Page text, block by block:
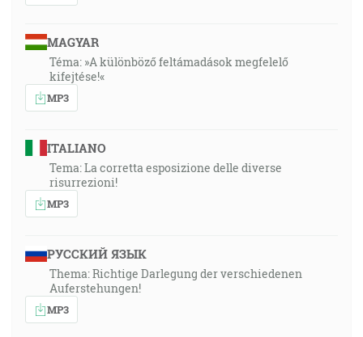
MAGYAR
Téma: »A különböző feltámadások megfelelő
kifejtése!«
MP3
ITALIANO
Tema: La corretta esposizione delle diverse
risurrezioni!
MP3
РУССКИЙ ЯЗЫК
Thema: Richtige Darlegung der verschiedenen
Auferstehungen!
MP3